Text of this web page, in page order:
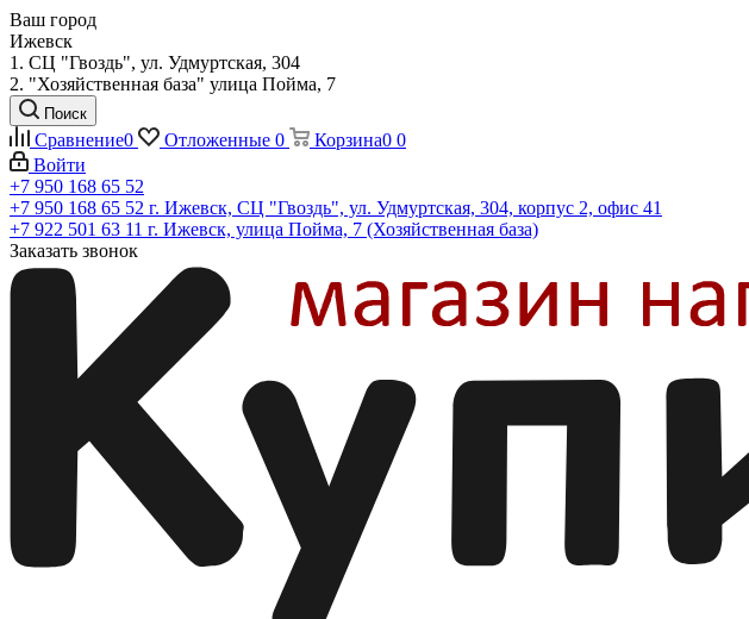
Ваш город
Ижевск
1. СЦ "Гвоздь", ул. Удмуртская, 304
2. "Хозяйственная база" улица Пойма, 7
Поиск
Сравнение0 Отложенные 0 Корзина0 0
Войти
+7 950 168 65 52
+7 950 168 65 52 г. Ижевск, СЦ "Гвоздь", ул. Удмуртская, 304, корпус 2, офис 41
+7 922 501 63 11 г. Ижевск, улица Пойма, 7 (Хозяйственная база)
Заказать звонок